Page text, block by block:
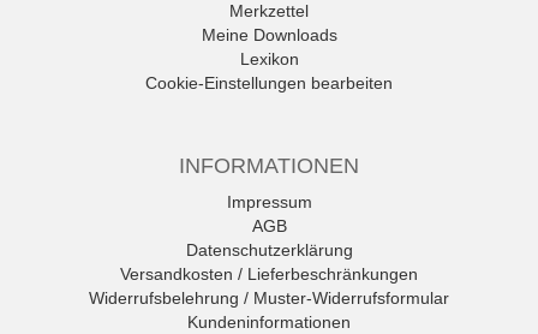
Merkzettel
Meine Downloads
Lexikon
Cookie-Einstellungen bearbeiten
INFORMATIONEN
Impressum
AGB
Datenschutzerklärung
Versandkosten / Lieferbeschränkungen
Widerrufsbelehrung / Muster-Widerrufsformular
Kundeninformationen